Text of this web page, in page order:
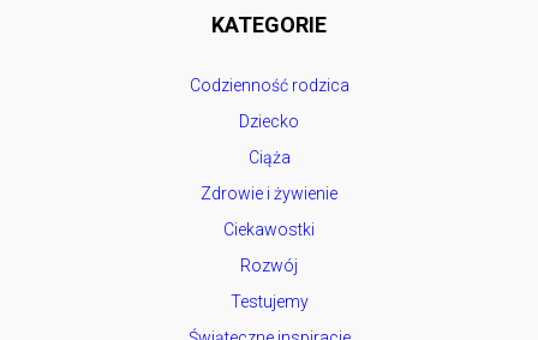
KATEGORIE
Codzienność rodzica
Dziecko
Ciąża
Zdrowie i żywienie
Ciekawostki
Rozwój
Testujemy